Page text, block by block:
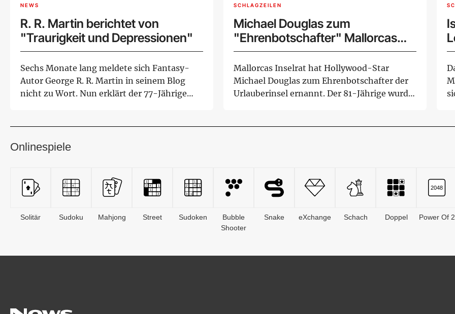
NEWS
R. R. Martin berichtet von
"Traurigkeit und Depressionen"
Sechs Monate lang meldete sich Fantasy-
Autor George R. R. Martin in seinem Blog
nicht zu Wort. Nun erklärt der 77-Jährige
SCHLAGZEILEN
Michael Douglas zum
"Ehrenbotschafter" Mallorcas
ernannt
Mallorcas Inselrat hat Hollywood-Star
Michael Douglas zum Ehrenbotschafter der
Urlauberinsel ernannt. Der 81-Jährige wurde
Onlinespiele
Solitär Sudoku Mahjong Street Sudoken
Bubble
Shooter
Snake eXchange Schach Doppel Power Of 2